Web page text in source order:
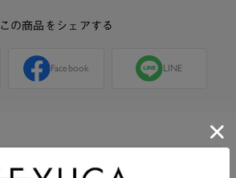
この商品をシェアする
Facebook LINE